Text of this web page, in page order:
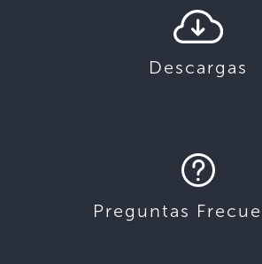
Descargas
Preguntas